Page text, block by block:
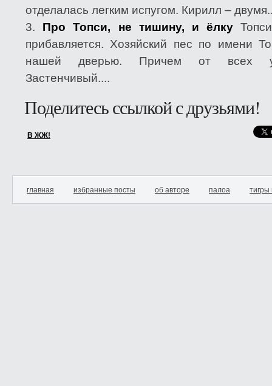
отделалась легким испугом. Кирилл –
Про Топси, не тишину, и ёлку
прибавляется. Хозяйский пес по имени
нашей дверью. Причем от всех
Застенчивый....
Поделитесь ссылкой с друзьями!
В ЖЖ!
главная избранные посты об авторе палоа тигры